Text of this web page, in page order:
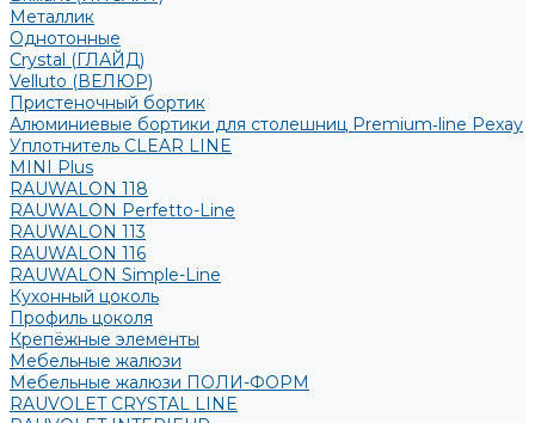
Металлик
Однотонные
Crystal (ГЛАЙД)
Velluto (ВЕЛЮР)
Пристеночный бортик
Алюминиевые бортики для столешниц Premium‑line Рехау
Уплотнитель CLEAR LINE
MINI Plus
RAUWALON 118
RAUWALON Perfetto-Line
RAUWALON 113
RAUWALON 116
RAUWALON Simple-Line
Кухонный цоколь
Профиль цоколя
Крепёжные элементы
Мебельные жалюзи
Мебельные жалюзи ПОЛИ-ФОРМ
RAUVOLET CRYSTAL LINE